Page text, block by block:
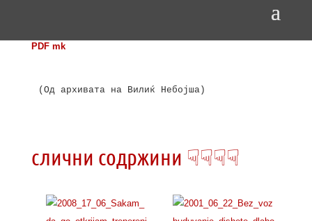
PDF mk
(Од архивата на Вилиќ Небојша)
слични содржини ☟☟☟☟